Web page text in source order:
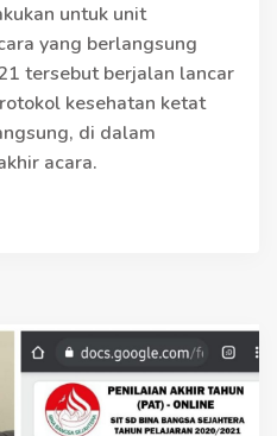
untuk unit
yang berlangsung
tersebut berjalan lancar
kesehatan ketat
di dalam
acara.